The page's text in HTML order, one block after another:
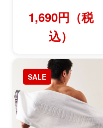
1,690円（税
込）
SALE